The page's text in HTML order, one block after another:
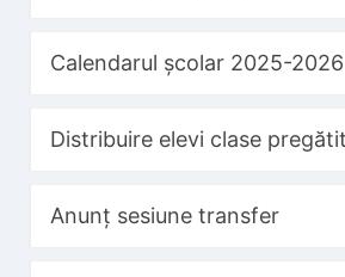
Calendarul școlar 2025-2026
Distribuire elevi clase
Anunț sesiune transfer